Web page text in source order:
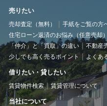
売りたい
売却査定（無料） 手紙をご覧の方
住宅ローン返済のお悩み（任意売却）
「仲介」と「買取」の違い
不動産
少しでも高く売るポイント
よくあ
借りたい・貸したい
賃貸物件検索 賃貸管理について
当社について